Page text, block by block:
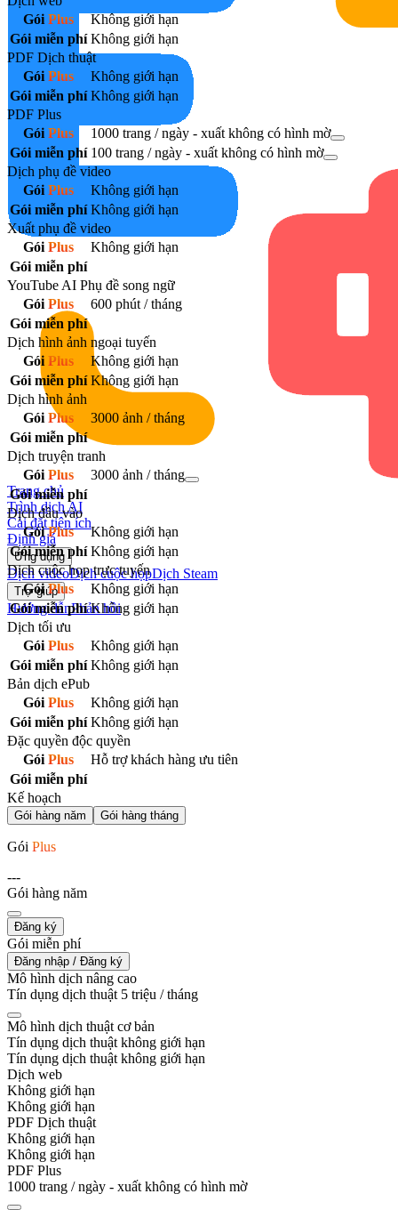
Trang chủ
Trình dịch AI
Cài đặt tiện ích
Định giá
Ứng dụng
Dịch videoDịch cuộc họpDịch Steam
Trợ giúp
Hướng dẫnPhản hồi
Gói Plus
Không giới hạn
Gói miễn phí Không giới hạn
PDF Dịch thuật
Gói Plus
Không giới hạn
Gói miễn phí Không giới hạn
PDF Plus
Gói Plus
1000 trang / ngày - xuất không có hình mờ
Gói miễn phí 100 trang / ngày - xuất không có hình mờ
Dịch phụ đề video
Gói Plus
Không giới hạn
Gói miễn phí Không giới hạn
Xuất phụ đề video
Gói Plus
Không giới hạn
Gói miễn phí
YouTube AI Phụ đề song ngữ
Gói Plus
600 phút / tháng
Gói miễn phí
Dịch hình ảnh ngoại tuyến
Gói Plus
Không giới hạn
Gói miễn phí Không giới hạn
Dịch hình ảnh
Gói Plus
3000 ảnh / tháng
Gói miễn phí
Dịch truyện tranh
Gói Plus
3000 ảnh / tháng
Gói miễn phí
Dịch đầu vào
GóiPlus
Không giới hạn
Gói miễn phí Không giới hạn
Dịch cuộc họp trực tuyến
GóiPlus
Không giới hạn
Gói miễn phí Không giới hạn
Dịch tối ưu
Gói Plus
Không giới hạn
Gói miễn phí Không giới hạn
Bản dịch ePub
Gói Plus
Không giới hạn
Gói miễn phí Không giới hạn
Đặc quyền độc quyền
Gói Plus
Hỗ trợ khách hàng ưu tiên
Gói miễn phí
Kế hoạch
Gói hàng năm Gói hàng tháng
Gói Plus
---
Gói hàng năm
Đăng ký
Gói miễn phí
Đăng nhập / Đăng ký
Mô hình dịch nâng cao
Tín dụng dịch thuật 5 triệu / tháng
Mô hình dịch thuật cơ bản
Tín dụng dịch thuật không giới hạn
Tín dụng dịch thuật không giới hạn
Dịch web
Không giới hạn
Không giới hạn
PDF Dịch thuật
Không giới hạn
Không giới hạn
PDF Plus
1000 trang / ngày - xuất không có hình mờ